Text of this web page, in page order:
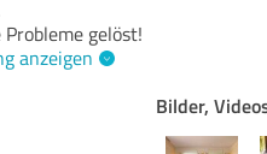
gelöst!
anzeigen
Bilder,